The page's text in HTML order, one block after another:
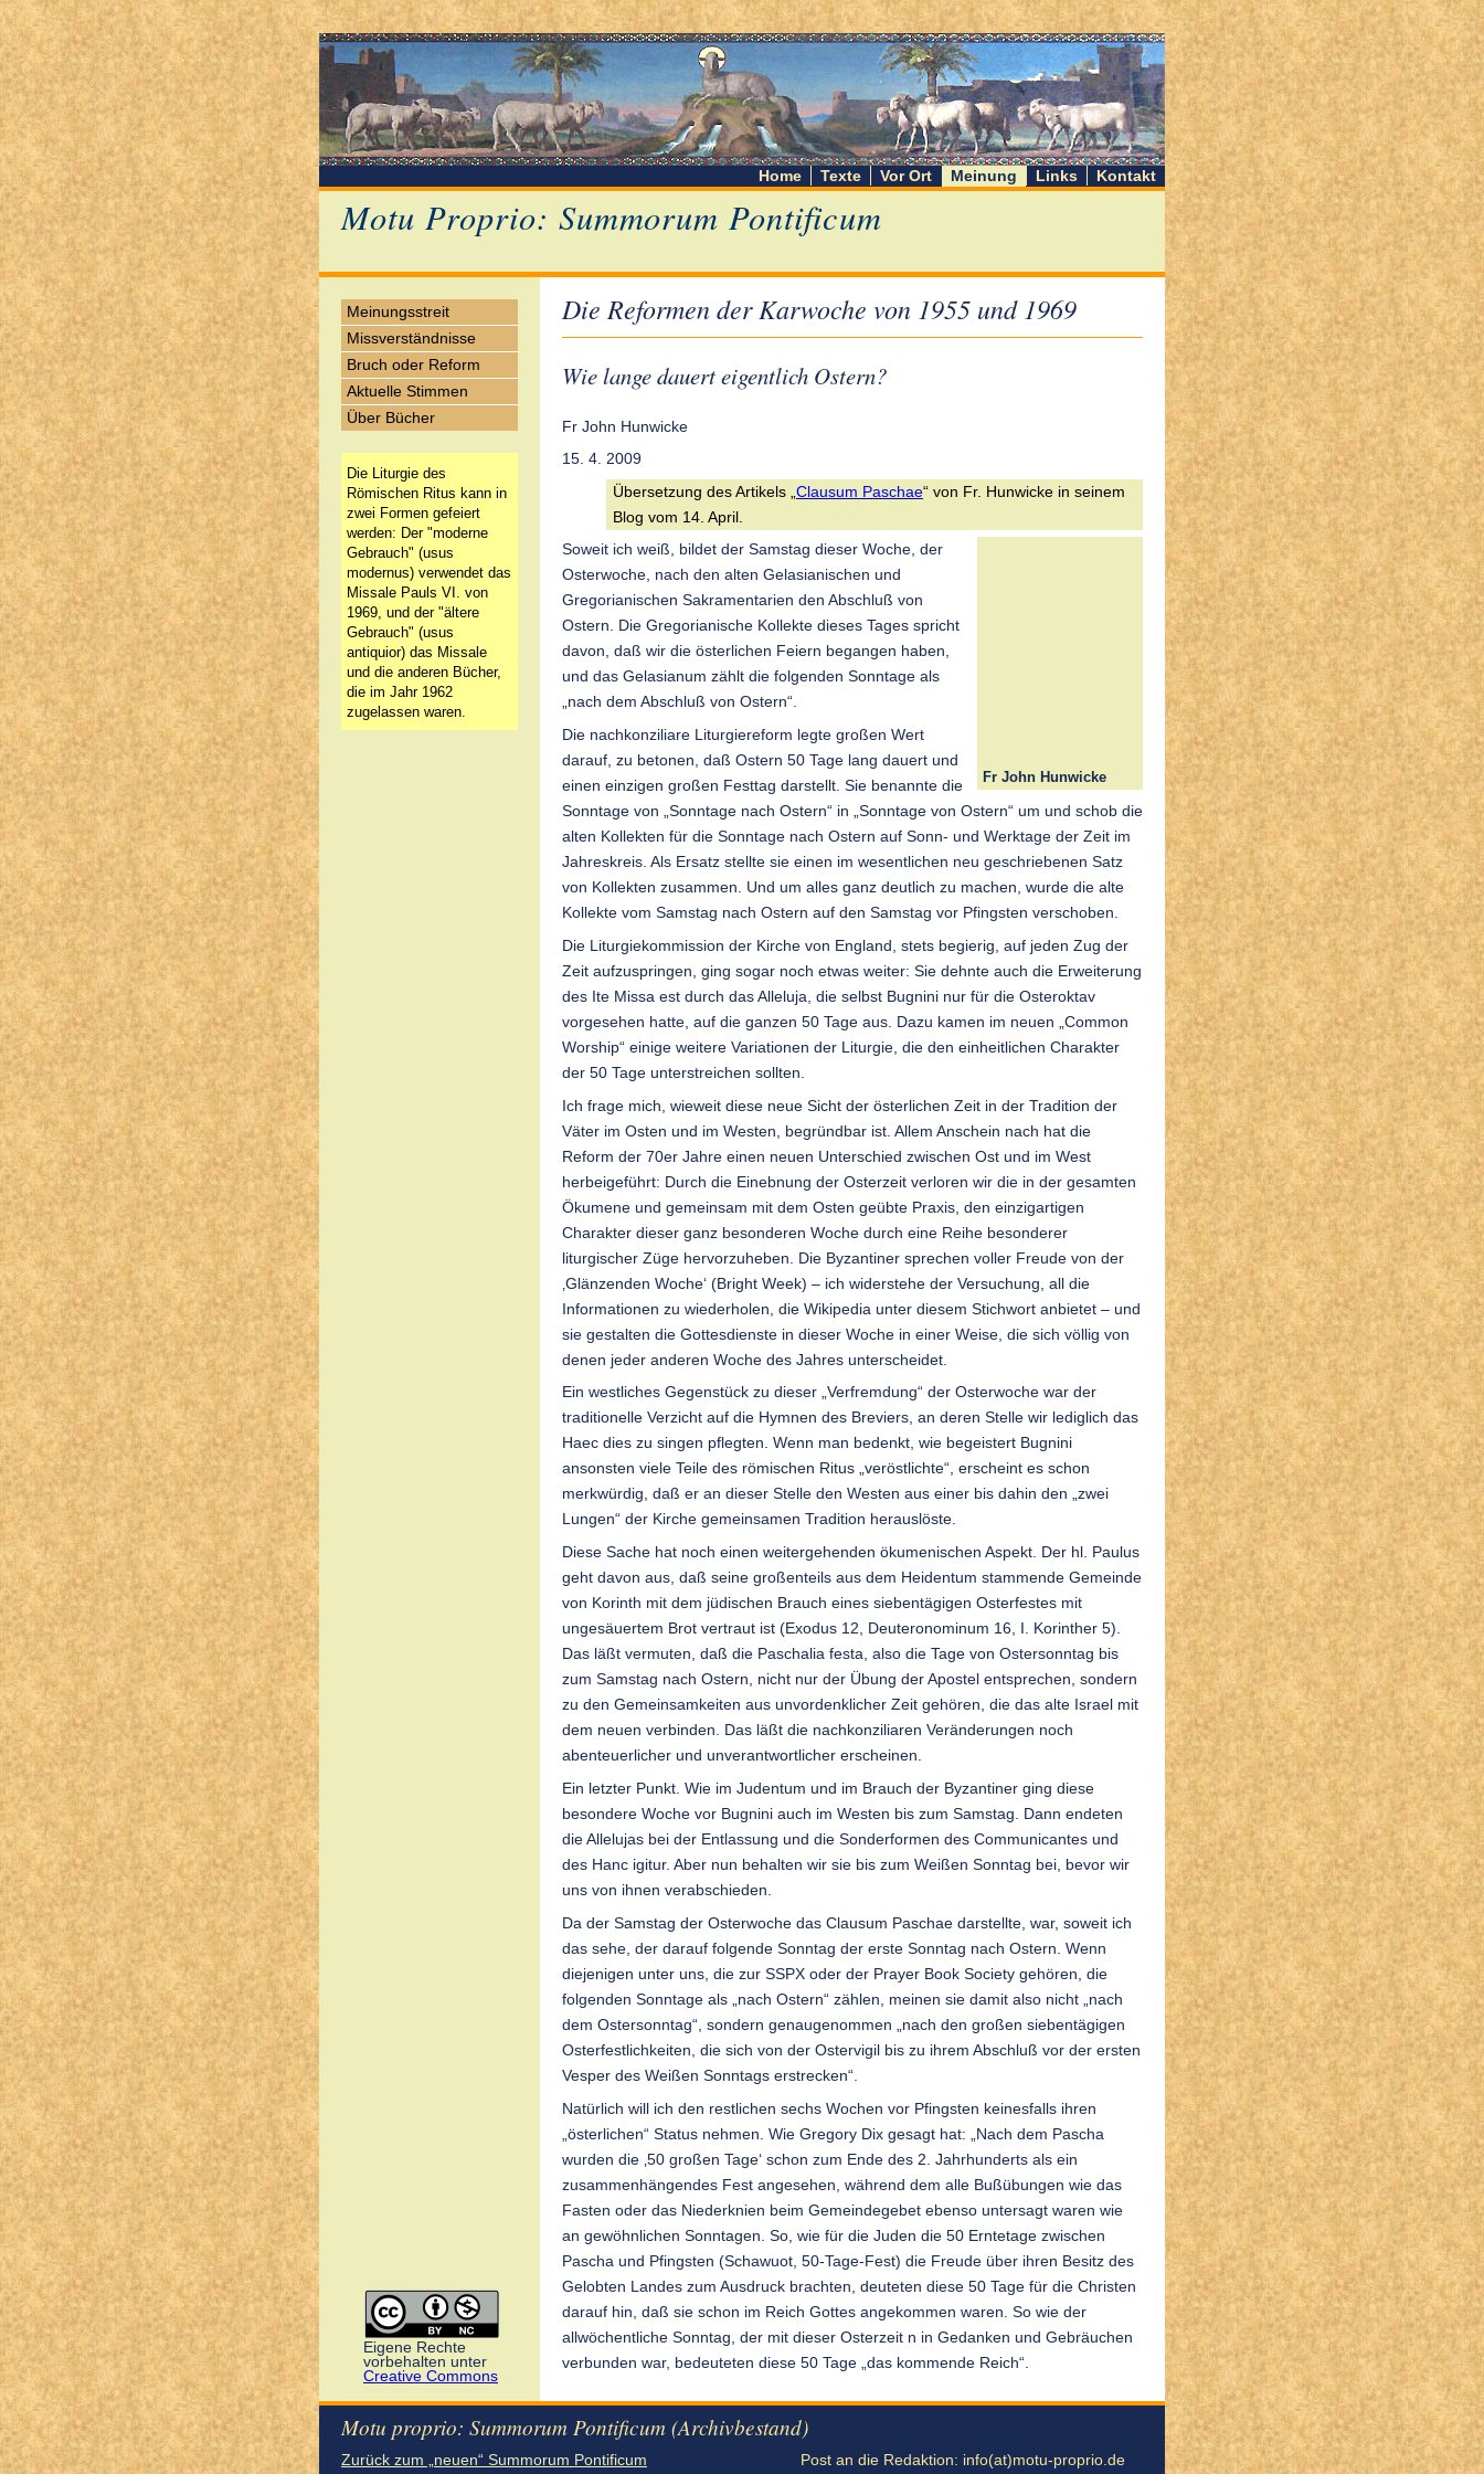
Motu Proprio: Summorum Pontificum
Home Texte Vor Ort Meinung Links Kontakt
Meinungsstreit
Missverständnisse
Bruch oder Reform
Aktuelle Stimmen
Über Bücher
Die Liturgie des
Römischen Ritus kann in
zwei Formen gefeiert
werden: Der "moderne
Gebrauch" (usus
modernus) verwendet das
Missale Pauls VI. von
1969, und der "ältere
Gebrauch" (usus
antiquior) das Missale
und die anderen Bücher,
die im Jahr 1962
zugelassen waren.
Die Reformen der Karwoche von 1955 und 1969
Wie lange dauert eigentlich Ostern?
Fr John Hunwicke
15. 4. 2009
Übersetzung des Artikels „Clausum Paschae“ von Fr. Hunwicke in seinem
Blog vom 14. April.
Fr John Hunwicke
Soweit ich weiß, bildet der Samstag dieser Woche, der
Osterwoche, nach den alten Gelasianischen und
Gregorianischen Sakramentarien den Abschluß von
Ostern. Die Gregorianische Kollekte dieses Tages spricht
davon, daß wir die österlichen Feiern begangen haben,
und das Gelasianum zählt die folgenden Sonntage als
„nach dem Abschluß von Ostern“.
Die nachkonziliare Liturgiereform legte großen Wert
darauf, zu betonen, daß Ostern 50 Tage lang dauert und
einen einzigen großen Festtag darstellt. Sie benannte die
Sonntage von „Sonntage nach Ostern“ in „Sonntage von Ostern“ um und schob die
alten Kollekten für die Sonntage nach Ostern auf Sonn- und Werktage der Zeit im
Jahreskreis. Als Ersatz stellte sie einen im wesentlichen neu geschriebenen Satz
von Kollekten zusammen. Und um alles ganz deutlich zu machen, wurde die alte
Kollekte vom Samstag nach Ostern auf den Samstag vor Pfingsten verschoben.
Die Liturgiekommission der Kirche von England, stets begierig, auf jeden Zug der
Zeit aufzuspringen, ging sogar noch etwas weiter: Sie dehnte auch die Erweiterung
des Ite Missa est durch das Alleluja, die selbst Bugnini nur für die Osteroktav
vorgesehen hatte, auf die ganzen 50 Tage aus. Dazu kamen im neuen „Common
Worship“ einige weitere Variationen der Liturgie, die den einheitlichen Charakter
der 50 Tage unterstreichen sollten.
Ich frage mich, wieweit diese neue Sicht der österlichen Zeit in der Tradition der
Väter im Osten und im Westen, begründbar ist. Allem Anschein nach hat die
Reform der 70er Jahre einen neuen Unterschied zwischen Ost und im West
herbeigeführt: Durch die Einebnung der Osterzeit verloren wir die in der gesamten
Ökumene und gemeinsam mit dem Osten geübte Praxis, den einzigartigen
Charakter dieser ganz besonderen Woche durch eine Reihe besonderer
liturgischer Züge hervorzuheben. Die Byzantiner sprechen voller Freude von der
‚Glänzenden Woche‘ (Bright Week) – ich widerstehe der Versuchung, all die
Informationen zu wiederholen, die Wikipedia unter diesem Stichwort anbietet – und
sie gestalten die Gottesdienste in dieser Woche in einer Weise, die sich völlig von
denen jeder anderen Woche des Jahres unterscheidet.
Ein westliches Gegenstück zu dieser „Verfremdung“ der Osterwoche war der
traditionelle Verzicht auf die Hymnen des Breviers, an deren Stelle wir lediglich das
Haec dies zu singen pflegten. Wenn man bedenkt, wie begeistert Bugnini
ansonsten viele Teile des römischen Ritus „veröstlichte“, erscheint es schon
merkwürdig, daß er an dieser Stelle den Westen aus einer bis dahin den „zwei
Lungen“ der Kirche gemeinsamen Tradition herauslöste.
Diese Sache hat noch einen weitergehenden ökumenischen Aspekt. Der hl. Paulus
geht davon aus, daß seine großenteils aus dem Heidentum stammende Gemeinde
von Korinth mit dem jüdischen Brauch eines siebentägigen Osterfestes mit
ungesäuertem Brot vertraut ist (Exodus 12, Deuteronominum 16, I. Korinther 5).
Das läßt vermuten, daß die Paschalia festa, also die Tage von Ostersonntag bis
zum Samstag nach Ostern, nicht nur der Übung der Apostel entsprechen, sondern
zu den Gemeinsamkeiten aus unvordenklicher Zeit gehören, die das alte Israel mit
dem neuen verbinden. Das läßt die nachkonziliaren Veränderungen noch
abenteuerlicher und unverantwortlicher erscheinen.
Ein letzter Punkt. Wie im Judentum und im Brauch der Byzantiner ging diese
besondere Woche vor Bugnini auch im Westen bis zum Samstag. Dann endeten
die Allelujas bei der Entlassung und die Sonderformen des Communicantes und
des Hanc igitur. Aber nun behalten wir sie bis zum Weißen Sonntag bei, bevor wir
uns von ihnen verabschieden.
Da der Samstag der Osterwoche das Clausum Paschae darstellte, war, soweit ich
das sehe, der darauf folgende Sonntag der erste Sonntag nach Ostern. Wenn
diejenigen unter uns, die zur SSPX oder der Prayer Book Society gehören, die
folgenden Sonntage als „nach Ostern“ zählen, meinen sie damit also nicht „nach
dem Ostersonntag“, sondern genaugenommen „nach den großen siebentägigen
Osterfestlichkeiten, die sich von der Ostervigil bis zu ihrem Abschluß vor der ersten
Vesper des Weißen Sonntags erstrecken“.
Natürlich will ich den restlichen sechs Wochen vor Pfingsten keinesfalls ihren
„österlichen“ Status nehmen. Wie Gregory Dix gesagt hat: „Nach dem Pascha
wurden die ‚50 großen Tage‘ schon zum Ende des 2. Jahrhunderts als ein
zusammenhängendes Fest angesehen, während dem alle Bußübungen wie das
Fasten oder das Niederknien beim Gemeindegebet ebenso untersagt waren wie
an gewöhnlichen Sonntagen. So, wie für die Juden die 50 Erntetage zwischen
Pascha und Pfingsten (Schawuot, 50-Tage-Fest) die Freude über ihren Besitz des
Gelobten Landes zum Ausdruck brachten, deuteten diese 50 Tage für die Christen
darauf hin, daß sie schon im Reich Gottes angekommen waren. So wie der
allwöchentliche Sonntag, der mit dieser Osterzeit n in Gedanken und Gebräuchen
verbunden war, bedeuteten diese 50 Tage „das kommende Reich“.
Motu proprio: Summorum Pontificum (Archivbestand)
Eigene Rechte
vorbehalten unter
Creative Commons
Zurück zum „neuen“ Summorum Pontificum Post an die Redaktion: info(at)motu-proprio.de